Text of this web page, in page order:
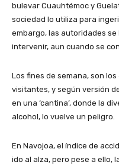
bulevar Cuauhtémoc y
sociedad lo utiliza para
embargo, las autoridades
intervenir, aun cuando se
Los fines de semana, son
visitantes, y según versión
en una ‘cantina’, donde la
alcohol, lo vuelve un peligro.
En Navojoa, el índice de
ido al alza, pero pese a ello,